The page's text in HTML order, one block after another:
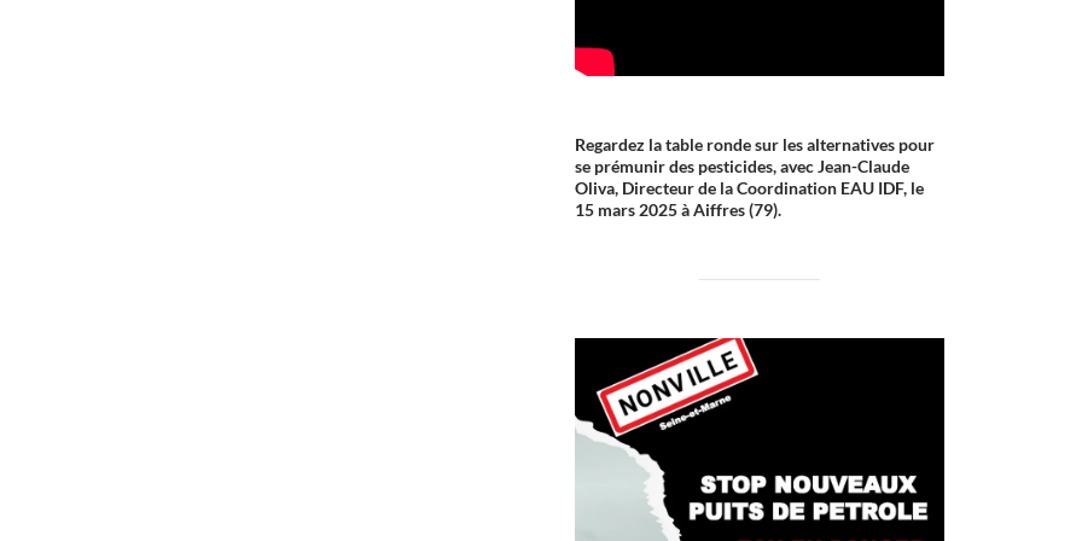
Regardez la table ronde sur les alternatives pour
se prémunir des pesticides, avec Jean-Claude
Oliva, Directeur de la Coordination EAU IDF, le
15 mars 2025 à Aiffres (79).